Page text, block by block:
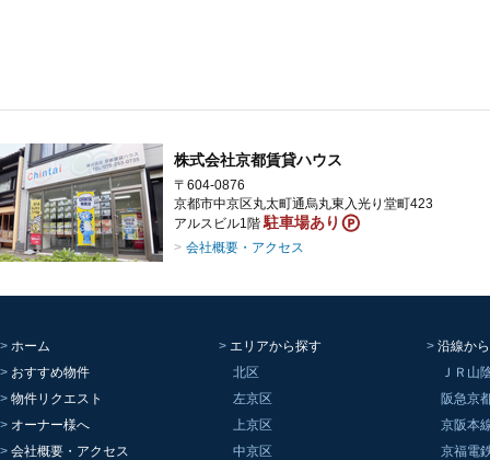
株式会社京都賃貸ハウス
〒604-0876
京都市中京区丸太町通烏丸東入光り堂町423
アルスビル1階 駐車場あり
会社概要・アクセス
ホーム
おすすめ物件
物件リクエスト
オーナー様へ
会社概要・アクセス
エリアから探す
北区
左京区
上京区
中京区
沿線か
ＪＲ山
阪急京
京阪本
京福電